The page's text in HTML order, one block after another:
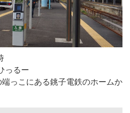
っるー
っこにある銚子電鉄のホームか